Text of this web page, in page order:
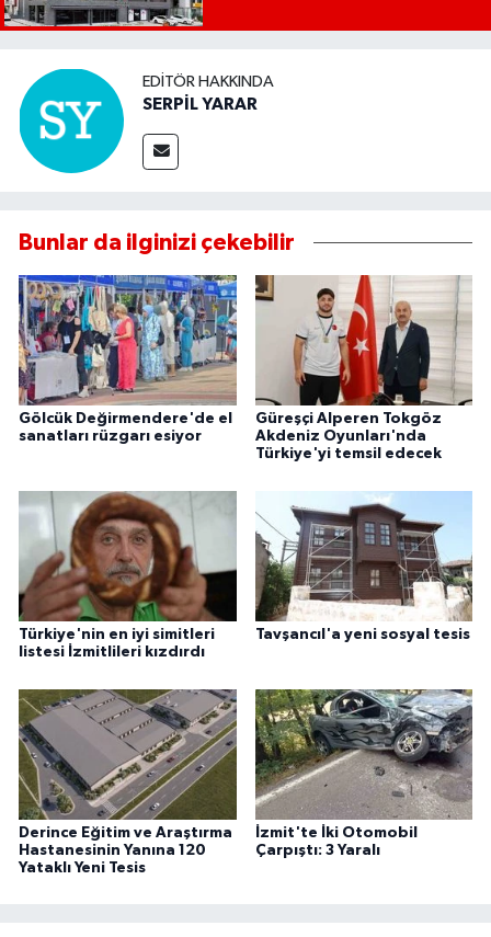
EDITÖR HAKKINDA
SERPİL YARAR
Bunlar da ilginizi çekebilir
Gölcük Değirmendere'de el
sanatları rüzgarı esiyor
Güreşçi Alperen Tokgöz
Akdeniz Oyunları'nda
Türkiye'yi temsil edecek
Türkiye'nin en iyi simitleri
listesi İzmitlileri kızdırdı
Tavşancıl'a yeni sosyal tesis
Derince Eğitim ve Araştırma
Hastanesinin Yanına 120
Yataklı Yeni Tesis
İzmit'te İki Otomobil
Çarpıştı: 3 Yaralı